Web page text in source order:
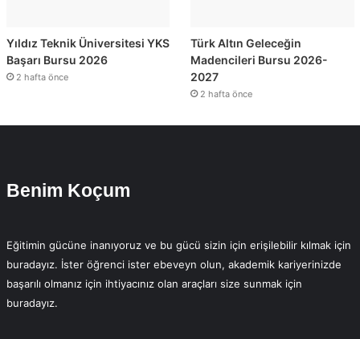
Yıldız Teknik Üniversitesi YKS
Başarı Bursu 2026
2 hafta önce
Türk Altın Geleceğin
Madencileri Bursu 2026-
2027
2 hafta önce
Benim Koçum
Eğitimin gücüne inanıyoruz ve bu gücü sizin için erişilebilir kılmak için
buradayız. İster öğrenci ister ebeveyn olun, akademik kariyerinizde
başarılı olmanız için ihtiyacınız olan araçları size sunmak için
buradayız.